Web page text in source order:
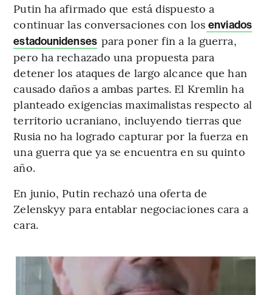
Putin ha afirmado que está dispuesto a
continuar las conversaciones con los enviados
estadounidenses para poner fin a la guerra,
pero ha rechazado una propuesta para
detener los ataques de largo alcance que han
causado daños a ambas partes. El Kremlin ha
planteado exigencias maximalistas respecto al
territorio ucraniano, incluyendo tierras que
Rusia no ha logrado capturar por la fuerza en
una guerra que ya se encuentra en su quinto
año.
En junio, Putin rechazó una oferta de
Zelenskyy para entablar negociaciones cara a
cara.